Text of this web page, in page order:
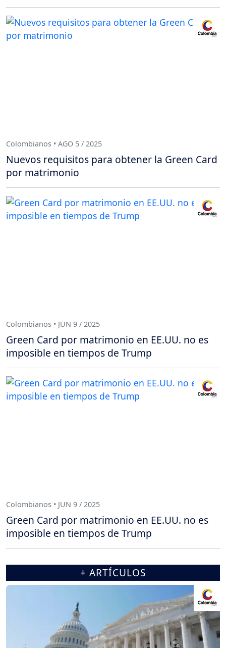
Colombianos • AGO 5 / 2025
Nuevos requisitos para obtener la Green Card
por matrimonio
Colombianos • JUN 9 / 2025
Green Card por matrimonio en EE.UU. no es
imposible en tiempos de Trump
Colombianos • JUN 9 / 2025
Green Card por matrimonio en EE.UU. no es
imposible en tiempos de Trump
+ ARTÍCULOS